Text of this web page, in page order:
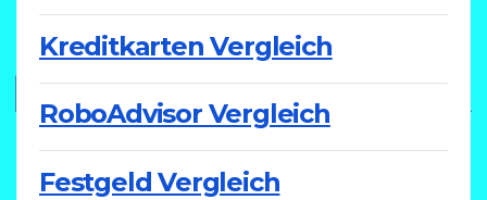
Kreditkarten Vergleich
RoboAdvisor Vergleich
Festgeld Vergleich